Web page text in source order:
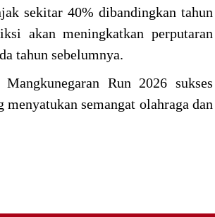
sekitar 40% dibandingkan tahun
akan meningkatkan perputaran
tahun sebelumnya.
Run 2026 sukses
semangat olahraga dan